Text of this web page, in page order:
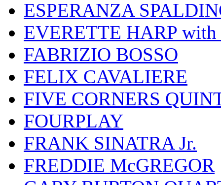
ESPERANZA
EVERETTE HARP
FABRIZIO BOSSO
FELIX CAVALIERE
FIVE CORNERS
FOURPLAY
FRANK SINATRA Jr.
FREDDIE McGREGOR